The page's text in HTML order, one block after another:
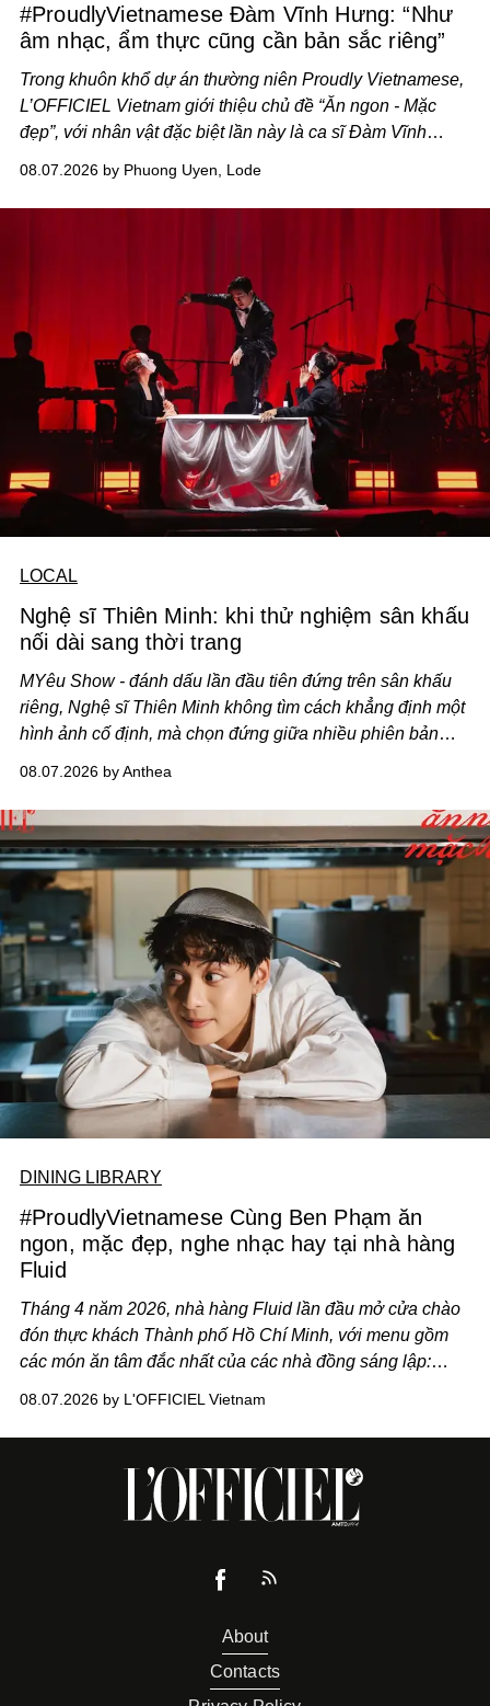
#ProudlyVietnamese Đàm Vĩnh Hưng: “Như
âm nhạc, ẩm thực cũng cần bản sắc riêng”
Trong khuôn khổ dự án thường niên Proudly Vietnamese,
L’OFFICIEL Vietnam giới thiệu chủ đề “Ăn ngon - Mặc
đẹp”, với nhân vật đặc biệt lần này là ca sĩ Đàm Vĩnh
Cà Phê Cà Pháo mang dấu ấn Indochine hoài niệm, thu
hút nhiều thực khách ghé thăm.
08.07.2026 by Phuong Uyen, Lode
LOCAL
Nghệ sĩ Thiên Minh: khi thử nghiệm sân khấu
nối dài sang thời trang
MYêu Show - đánh dấu lần đầu tiên đứng trên sân khấu
riêng, Nghệ sĩ Thiên Minh không tìm cách khẳng định một
hình ảnh cố định, mà chọn đứng giữa nhiều phiên bản
một bộ suit lụa - như một cách "take the risk" khác, ngoài
âm nhạc.
08.07.2026 by Anthea
DINING LIBRARY
#ProudlyVietnamese Cùng Ben Phạm ăn
ngon, mặc đẹp, nghe nhạc hay tại nhà hàng
Fluid
Tháng 4 năm 2026, nhà hàng Fluid lần đầu mở cửa chào
đón thực khách Thành phố Hồ Chí Minh, với menu gồm
các món ăn tâm đắc nhất của các nhà đồng sáng lập:
món ăn đa dạng từ Á đến Âu nhanh chóng được yêu thích
nhờ cảm giác ngon miệng, thoải mái và cả khả năng
mang đến niềm vui cho thực khách.
08.07.2026 by L'OFFICIEL Vietnam
About
Contacts